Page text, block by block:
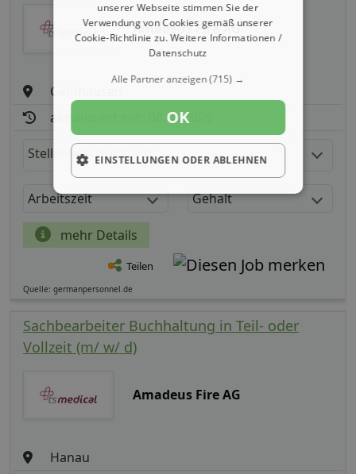
Amadeus Fire AG
Gelnhausen
aktualisiert seit: 08.08.2026
Stellenbeschreibung:
Arbeitszeit Gehalt
mehr Details
Teilen
Quelle: germanpersonnel.de
Sachbearbeiter Buchhaltung in Teil- oder
Vollzeit (m/ w/ d)
Amadeus Fire AG
Hanau
unserer Webseite stimmen Sie der
Verwendung von Cookies gemäß unserer
Cookie-Richtlinie zu.Weitere Informationen /
Datenschutz
Alle Partner anzeigen(715) →
OK
EINSTELLUNGEN ODER ABLEHNEN